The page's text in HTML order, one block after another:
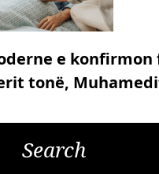
e konfirmon
tonë,
Search